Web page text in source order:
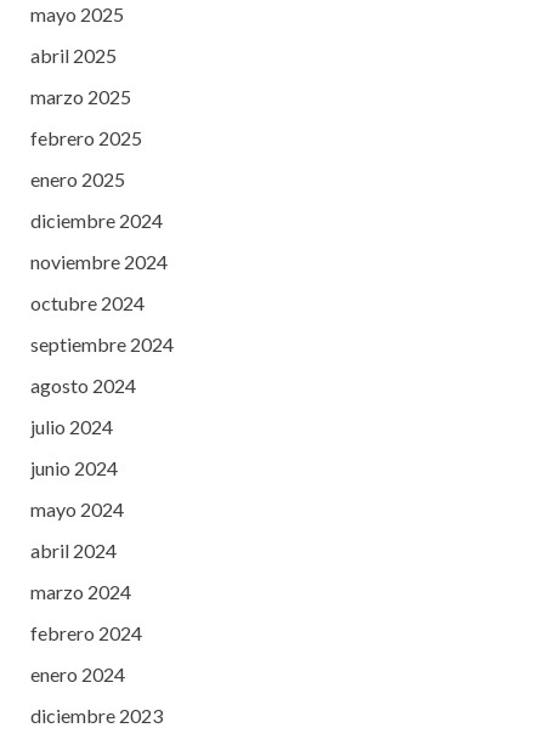
mayo 2025
abril 2025
marzo 2025
febrero 2025
enero 2025
diciembre 2024
noviembre 2024
octubre 2024
septiembre 2024
agosto 2024
julio 2024
junio 2024
mayo 2024
abril 2024
marzo 2024
febrero 2024
enero 2024
diciembre 2023